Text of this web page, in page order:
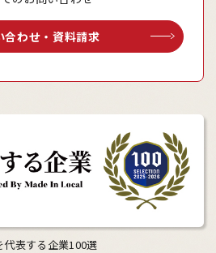
合わせ・資料請求
代表する企業100選